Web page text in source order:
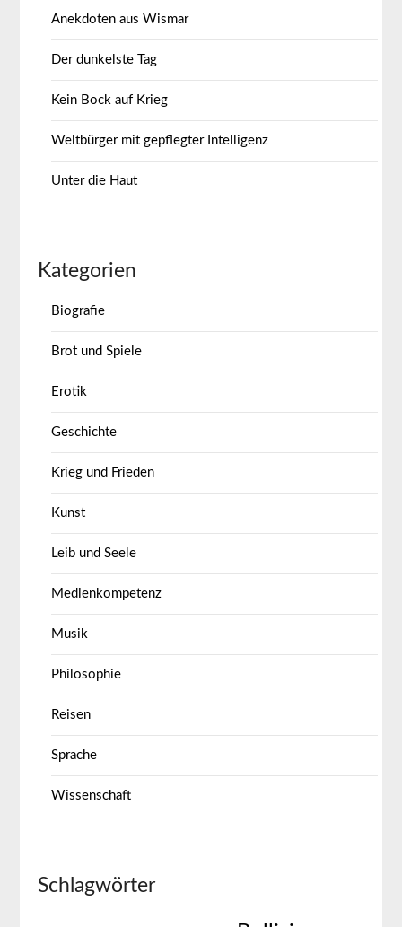
Anekdoten aus Wismar
Der dunkelste Tag
Kein Bock auf Krieg
Weltbürger mit gepflegter Intelligenz
Unter die Haut
Kategorien
Biografie
Brot und Spiele
Erotik
Geschichte
Krieg und Frieden
Kunst
Leib und Seele
Medienkompetenz
Musik
Philosophie
Reisen
Sprache
Wissenschaft
Schlagwörter